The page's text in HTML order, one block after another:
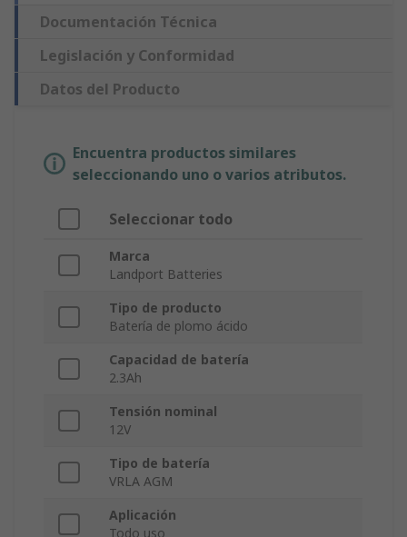
Documentación Técnica
Legislación y Conformidad
Datos del Producto
Encuentra productos similares
seleccionando uno o varios atributos.
Seleccionar todo
Marca
Landport Batteries
Tipo de producto
Batería de plomo ácido
Capacidad de batería
2.3Ah
Tensión nominal
12V
Tipo de batería
VRLA AGM
Aplicación
Todo uso